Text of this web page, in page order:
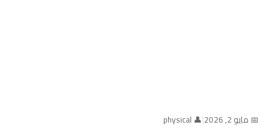
📅 مايو 2, 2026 |
👤 physical